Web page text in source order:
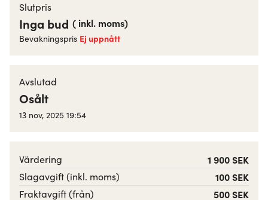
Slutpris
Inga bud ( inkl. moms)
Bevakningspris Ej uppnått
Avslutad
Osålt
13 nov, 2025 19:54
Värdering 1 900 SEK
Slagavgift (inkl. moms) 100 SEK
Fraktavgift (från) 500 SEK